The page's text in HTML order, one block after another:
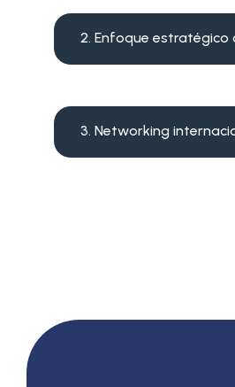
2. Enfoque
3. Networking